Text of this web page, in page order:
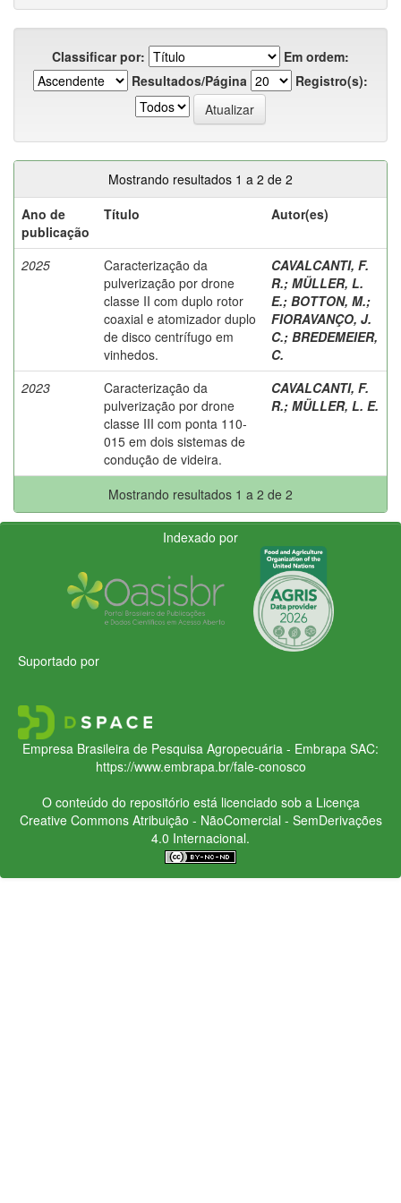
Classificar por:
Em ordem:
Resultados/Página
Registro(s):
Mostrando resultados 1 a 2 de 2
Ano de
publicação
Título Autor(es)
2025
Caracterização da
pulverização por drone
classe II com duplo rotor
coaxial e atomizador duplo
de disco centrífugo em
vinhedos.
CAVALCANTI, F.
R.; MÜLLER, L.
E.; BOTTON, M.;
FIORAVANÇO, J.
C.; BREDEMEIER,
C.
2023
Caracterização da
pulverização por drone
classe III com ponta 110-
015 em dois sistemas de
condução de videira.
CAVALCANTI, F.
R.; MÜLLER, L. E.
Mostrando resultados 1 a 2 de 2
Indexado por
Suportado por
Empresa Brasileira de Pesquisa Agropecuária - Embrapa SAC:
https://www.embrapa.br/fale-conosco
O conteúdo do repositório está licenciado sob a Licença
Creative CommonsAtribuição - NãoComercial - SemDerivações
4.0 Internacional.